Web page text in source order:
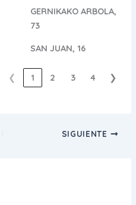
GERNIKAKO ARBOLA,
73
SAN JUAN, 16
❮ 1 2 3 4 ❯
SIGUIENTE